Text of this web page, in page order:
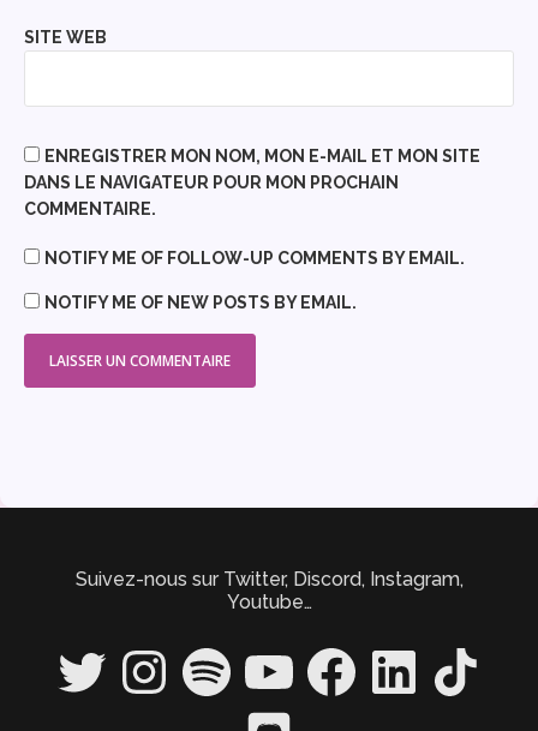
SITE WEB
ENREGISTRER MON NOM, MON E-MAIL ET MON SITE
DANS LE NAVIGATEUR POUR MON PROCHAIN
COMMENTAIRE.
NOTIFY ME OF FOLLOW-UP COMMENTS BY EMAIL.
NOTIFY ME OF NEW POSTS BY EMAIL.
Suivez-nous sur Twitter, Discord, Instagram,
Youtube…
Twitter InstagramSpotify YouTube FacebookLinkedIn TikTok
Discord